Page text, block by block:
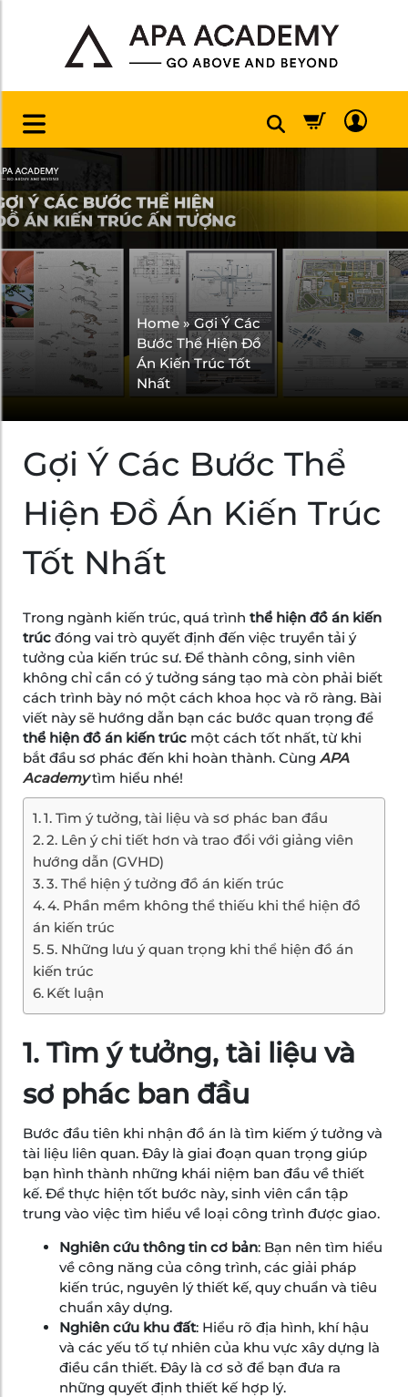
Home »Gợi Ý Các
Bước Thể Hiện Đồ
Án Kiến Trúc Tốt
Nhất
Gợi Ý Các Bước Thể
Hiện Đồ Án Kiến Trúc
Tốt Nhất
Trong ngành kiến trúc, quá trình thể hiện đồ án kiến
trúc đóng vai trò quyết định đến việc truyền tải ý
tưởng của kiến trúc sư. Để thành công, sinh viên
không chỉ cần có ý tưởng sáng tạo mà còn phải biết
cách trình bày nó một cách khoa học và rõ ràng. Bài
viết này sẽ hướng dẫn bạn các bước quan trọng để
thể hiện đồ án kiến trúc một cách tốt nhất, từ khi
bắt đầu sơ phác đến khi hoàn thành. Cùng APA
Academytìm hiểu nhé!
1. Tìm ý tưởng, tài liệu và sơ phác ban đầu
2. Lên ý chi tiết hơn và trao đổi với giảng viên
hướng dẫn (GVHD)
3. Thể hiện ý tưởng đồ án kiến trúc
4. Phần mềm không thể thiếu khi thể hiện đồ
án kiến trúc
5. Những lưu ý quan trọng khi thể hiện đồ án
kiến trúc
Kết luận
1. Tìm ý tưởng, tài liệu và
sơ phác ban đầu
Bước đầu tiên khi nhận đồ án là tìm kiếm ý tưởng và
tài liệu liên quan. Đây là giai đoạn quan trọng giúp
bạn hình thành những khái niệm ban đầu về thiết
kế. Để thực hiện tốt bước này, sinh viên cần tập
trung vào việc tìm hiểu về loại công trình được giao.
Nghiên cứu thông tin cơ bản: Bạn nên tìm hiểu
về công năng của công trình, các giải pháp
kiến trúc, nguyên lý thiết kế, quy chuẩn và tiêu
chuẩn xây dựng.
Nghiên cứu khu đất: Hiểu rõ địa hình, khí hậu
và các yếu tố tự nhiên của khu vực xây dựng là
điều cần thiết. Đây là cơ sở để bạn đưa ra
những quyết định thiết kế hợp lý.